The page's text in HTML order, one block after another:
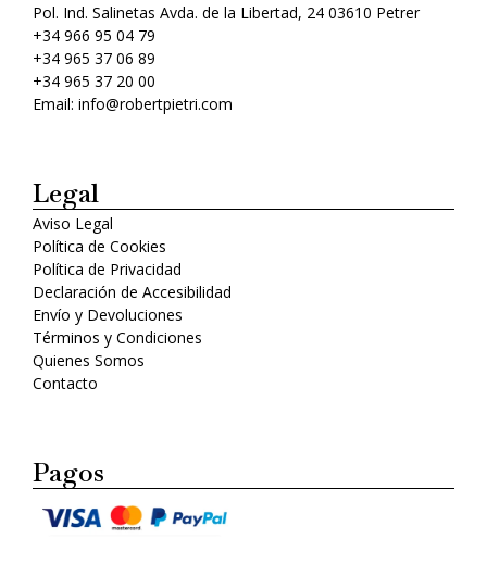
Pol. Ind. Salinetas Avda. de la Libertad, 24 03610 Petrer
+34 966 95 04 79
+34 965 37 06 89
+34 965 37 20 00
Email: info@robertpietri.com
Legal
Aviso Legal
Política de Cookies
Política de Privacidad
Declaración de Accesibilidad
Envío y Devoluciones
Términos y Condiciones
Quienes Somos
Contacto
Pagos